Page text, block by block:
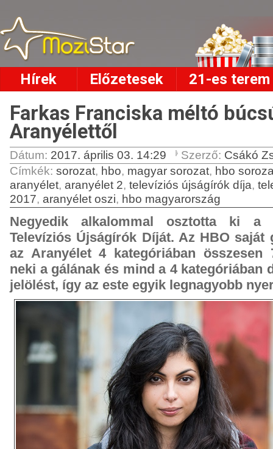
Hírek Előzetesek 21-es terem
Farkas Franciska méltó
Aranyélettől
Dátum: 2017. április 03. 14:29 Szerző: Csákó
Címkék: sorozat, hbo, magyar sorozat, hbo
aranyélet, aranyélet 2, televíziós újságírók díja,
2017, aranyélet oszi, hbo magyarország
Negyedik alkalommal osztotta ki a
Televíziós Újságírók Díját. Az HBO saját
az Aranyélet 4 kategóriában összesen
neki a gálának és mind a 4 kategóriában
jelölést, így az este egyik legnagyobb